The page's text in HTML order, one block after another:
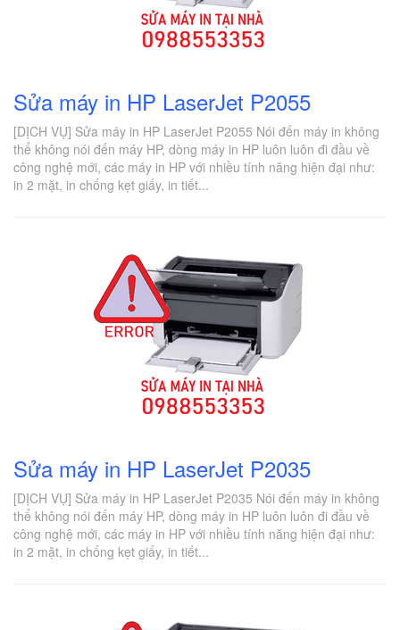
Sửa máy in HP LaserJet P2055
[DỊCH VỤ] Sửa máy in HP LaserJet P2055 Nói đến máy in không
thể không nói đến máy HP, dòng máy in HP luôn luôn đi đầu về
công nghệ mới, các máy in HP với nhiều tính năng hiện đại như:
in 2 mặt, in chống kẹt giấy, in tiết...
Sửa máy in HP LaserJet P2035
[DỊCH VỤ] Sửa máy in HP LaserJet P2035 Nói đến máy in không
thể không nói đến máy HP, dòng máy in HP luôn luôn đi đầu về
công nghệ mới, các máy in HP với nhiều tính năng hiện đại như:
in 2 mặt, in chống kẹt giấy, in tiết...